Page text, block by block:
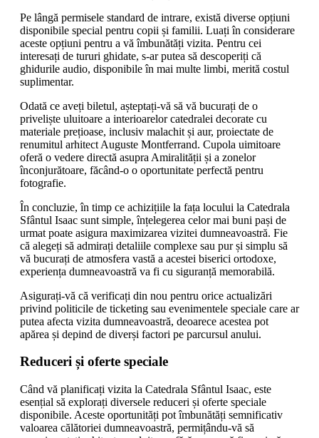
Pe lângă permisele standard de intrare, există diverse opțiuni
disponibile special pentru copii și familii. Luați în considerare
aceste opțiuni pentru a vă îmbunătăți vizita. Pentru cei
interesați de tururi ghidate, s-ar putea să descoperiți că
ghidurile audio, disponibile în mai multe limbi, merită costul
suplimentar.
Odată ce aveți biletul, așteptați-vă să vă bucurați de o
priveliște uluitoare a interioarelor catedralei decorate cu
materiale prețioase, inclusiv malachit și aur, proiectate de
renumitul arhitect Auguste Montferrand. Cupola uimitoare
oferă o vedere directă asupra Amiralității și a zonelor
înconjurătoare, făcând-o o oportunitate perfectă pentru
fotografie.
În concluzie, în timp ce achizițiile la fața locului la Catedrala
Sfântul Isaac sunt simple, înțelegerea celor mai buni pași de
urmat poate asigura maximizarea vizitei dumneavoastră. Fie
că alegeți să admirați detaliile complexe sau pur și simplu să
vă bucurați de atmosfera vastă a acestei biserici ortodoxe,
experiența dumneavoastră va fi cu siguranță memorabilă.
Asigurați-vă că verificați din nou pentru orice actualizări
privind politicile de ticketing sau evenimentele speciale care ar
putea afecta vizita dumneavoastră, deoarece acestea pot
apărea și depind de diverși factori pe parcursul anului.
Reduceri și oferte speciale
Când vă planificați vizita la Catedrala Sfântul Isaac, este
esențial să explorați diversele reduceri și oferte speciale
disponibile. Aceste oportunități pot îmbunătăți semnificativ
valoarea călătoriei dumneavoastră, permițându-vă să